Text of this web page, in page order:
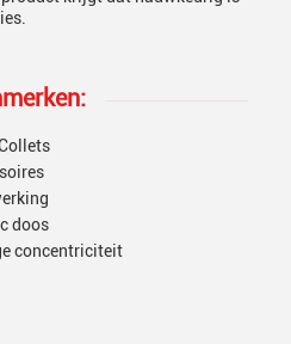
doos
concentriciteit